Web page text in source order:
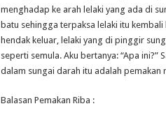
menghadap ke arah lelaki yang ada di
batu sehingga terpaksa lelaki itu
hendak keluar, lelaki yang di pinggir
seperti semula. Aku bertanya: “Apa
dalam sungai darah itu adalah pemakan
Balasan Pemakan Riba :